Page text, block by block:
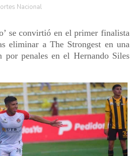
Nacional
se convirtió en el primer finalista
eliminar a The Strongest en una
por penales en el Hernando Siles